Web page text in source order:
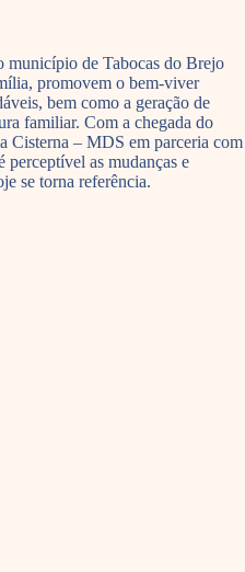
município de Tabocas do Brejo
promovem o bem-viver
bem como a geração de
familiar. Com a chegada do
Cisterna – MDS em parceria com
as mudanças e
se torna referência.